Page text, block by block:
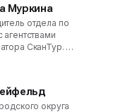
Муркина
отдела по
агентствами
СканТур.
округа